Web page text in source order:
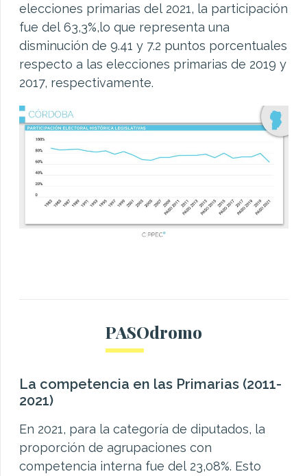
elecciones primarias del 2021, la participación
fue del 63,3%,lo que representa una
disminución de 9.41 y 7.2 puntos porcentuales
respecto a las elecciones primarias de 2019 y
2017, respectivamente.
PASOdromo
La competencia en las Primarias (2011-
2021)
En 2021, para la categoría de diputados, la
proporción de agrupaciones con
competencia interna fue del 23,08%. Esto